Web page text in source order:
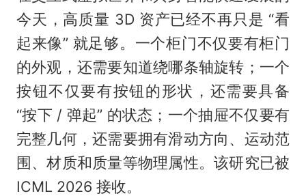
今天，高质量 3D 资产已经不再只是 “看
起来像” 就足够。一个柜门不仅要有柜门
的外观，还需要知道绕哪条轴旋转；一个
按钮不仅要有按钮的形状，还需要具备
“按下 / 弹起” 的状态；一个抽屉不仅要有
完整几何，还需要拥有滑动方向、运动范
围、材质和质量等物理属性。该研究已被
ICML 2026 接收。